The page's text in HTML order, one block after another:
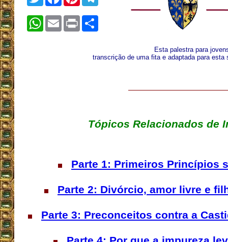
WhatsApp
EmailPrint
Esta palestra para
transcrição de uma fita e adaptada para
Tópicos Relacionados de
Parte 1: Primeiros Princípios
Parte 2: Divórcio, amor livre e
Parte 3: Preconceitos contra a